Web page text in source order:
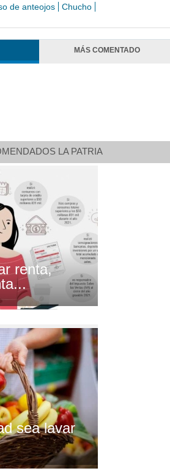
de anteojos
Chucho
MÁS COMENTADO
LA PATRIA
renta,
sea lavar